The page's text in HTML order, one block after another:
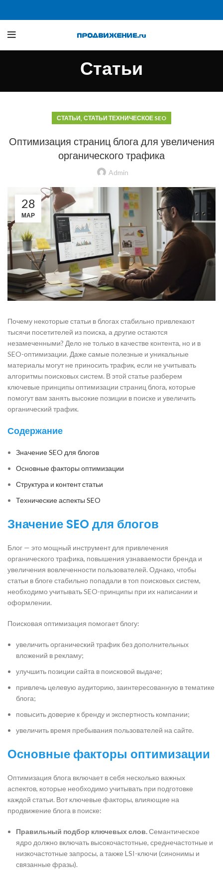
Статьи
СТАТЬИ, СТАТЬИ ТЕХНИЧЕСКОЕ SEO
Оптимизация страниц блога для увеличения
органического трафика
Admin
28
МАР
Почему некоторые статьи в блогах стабильно привлекают
тысячи посетителей из поиска, а другие остаются
незамеченными? Дело не только в качестве контента, но и в
SEO-оптимизации. Даже самые полезные и уникальные
материалы могут не приносить трафик, если не учитывать
алгоритмы поисковых систем. В этой статье разберем
ключевые принципы оптимизации страниц блога, которые
помогут вам занять высокие позиции в поиске и увеличить
органический трафик.
Содержание
Значение SEO для блогов
Основные факторы оптимизации
Структура и контент статьи
Технические аспекты SEO
Значение SEO для блогов
Блог — это мощный инструмент для привлечения
органического трафика, повышения узнаваемости бренда и
увеличения вовлеченности пользователей. Однако, чтобы
статьи в блоге стабильно попадали в топ поисковых систем,
необходимо учитывать SEO-принципы при их написании и
оформлении.
Поисковая оптимизация помогает блогу:
увеличить органический трафик без дополнительных
вложений в рекламу;
улучшить позиции сайта в поисковой выдаче;
привлечь целевую аудиторию, заинтересованную в тематике
блога;
повысить доверие к бренду и экспертность компании;
увеличить время пребывания пользователей на сайте.
Основные факторы оптимизации
Оптимизация блога включает в себя несколько важных
аспектов, которые необходимо учитывать при подготовке
каждой статьи. Вот ключевые факторы, влияющие на
продвижение блога в поиске:
Правильный подбор ключевых слов.Семантическое
ядро должно включать высокочастотные, среднечастотные и
низкочастотные запросы, а также LSI-ключи (синонимы и
связанные фразы).